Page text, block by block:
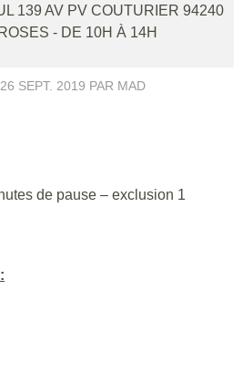
139 AV PV COUTURIER 94240
- DE 10H À 14H
26 SEPT. 2019 PAR MAD
de pause – exclusion 1